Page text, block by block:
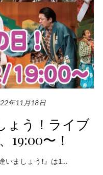
年11月18日
ょう！ライブ
19:00〜！
いましょう❗️』は1…